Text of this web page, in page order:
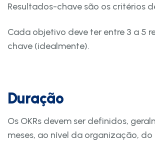
Resultados-chave são os critérios
Cada objetivo deve ter entre 3 a 5
chave (idealmente).
Duração
Os OKRs devem ser definidos,
meses, ao nível da organização,